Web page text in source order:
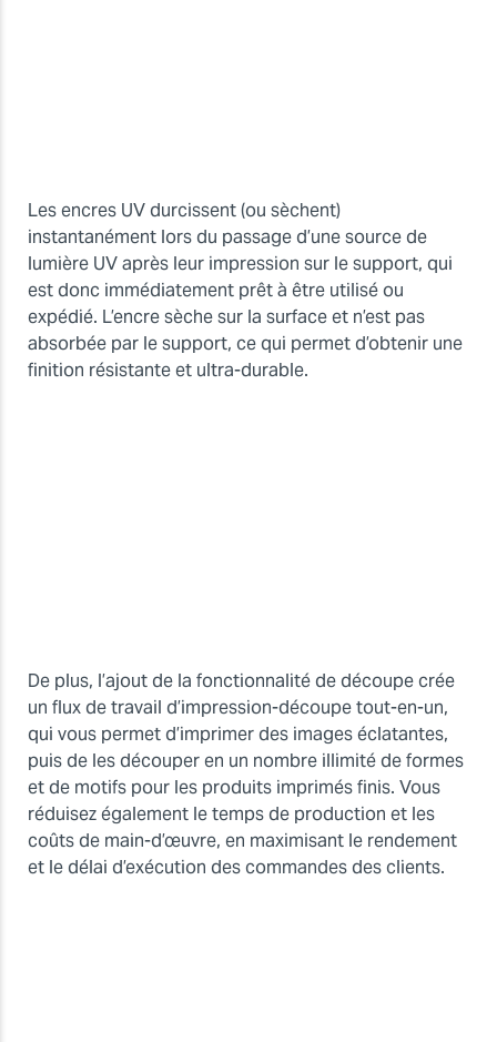
Les encres UV durcissent (ou sèchent)
instantanément lors du passage d’une source de
lumière UV après leur impression sur le support, qui
est donc immédiatement prêt à être utilisé ou
expédié. L’encre sèche sur la surface et n’est pas
absorbée par le support, ce qui permet d’obtenir une
finition résistante et ultra-durable.
De plus, l’ajout de la fonctionnalité de découpe crée
un flux de travail d’impression-découpe tout-en-un,
qui vous permet d’imprimer des images éclatantes,
puis de les découper en un nombre illimité de formes
et de motifs pour les produits imprimés finis. Vous
réduisez également le temps de production et les
coûts de main-d’œuvre, en maximisant le rendement
et le délai d’exécution des commandes des clients.